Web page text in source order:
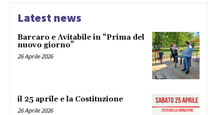
Latest news
Barcaro e Avitabile in “Prima del
nuovo giorno”
26 Aprile 2026
il 25 aprile e la Costituzione
26 Aprile 2026